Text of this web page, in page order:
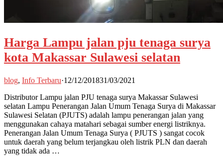
Harga Lampu jalan pju tenaga surya
kota Makassar Sulawesi selatan
blog, Info Terbaru·12/12/201831/03/2021
Distributor Lampu jalan PJU tenaga surya Makassar Sulawesi
selatan Lampu Penerangan Jalan Umum Tenaga Surya di Makassar
Sulawesi Selatan (PJUTS) adalah lampu penerangan jalan yang
menggunakan cahaya matahari sebagai sumber energi listriknya.
Penerangan Jalan Umum Tenaga Surya ( PJUTS ) sangat cocok
untuk daerah yang belum terjangkau oleh listrik PLN dan daerah
yang tidak ada …